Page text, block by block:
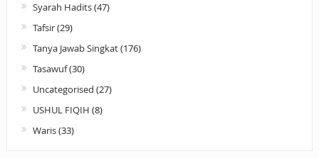
Syarah Hadits(47)
Tafsir(29)
Tanya Jawab Singkat(176)
Tasawuf(30)
Uncategorised (27)
USHUL FIQIH (8)
Waris(33)